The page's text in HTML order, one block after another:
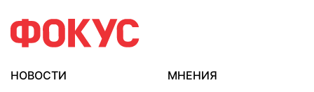
НОВОСТИ
МНЕНИЯ